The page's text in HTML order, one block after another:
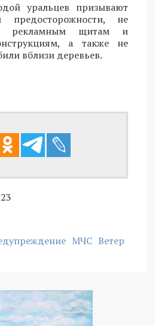
уральцев призывают
предосторожности, не
рекламным щитам и
а также не
вблизи деревьев.
МЧС Ветер